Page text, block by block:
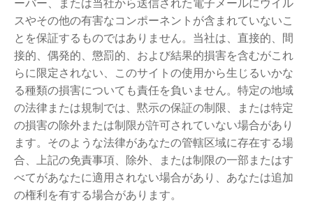
ーバー、または当社から送信された電子メールにウイル
スやその他の有害なコンポーネントが含まれていないこ
とを保証するものではありません。当社は、直接的、間
接的、偶発的、懲罰的、および結果的損害を含むがこれ
らに限定されない、このサイトの使用から生じるいかな
る種類の損害についても責任を負いません。特定の地域
の法律または規制では、黙示の保証の制限、または特定
の損害の除外または制限が許可されていない場合があり
ます。そのような法律があなたの管轄区域に存在する場
合、上記の免責事項、除外、または制限の一部またはす
べてがあなたに適用されない場合があり、あなたは追加
の権利を有する場合があります。